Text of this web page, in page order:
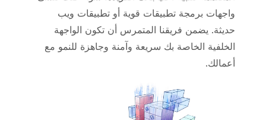
واجهات برمجة تطبيقات قوية أو تطبيقات ويب
حديثة. يضمن فريقنا المتمرس أن تكون الواجهة
الخلفية الخاصة بك سريعة وآمنة وجاهزة للنمو مع
أعمالك.